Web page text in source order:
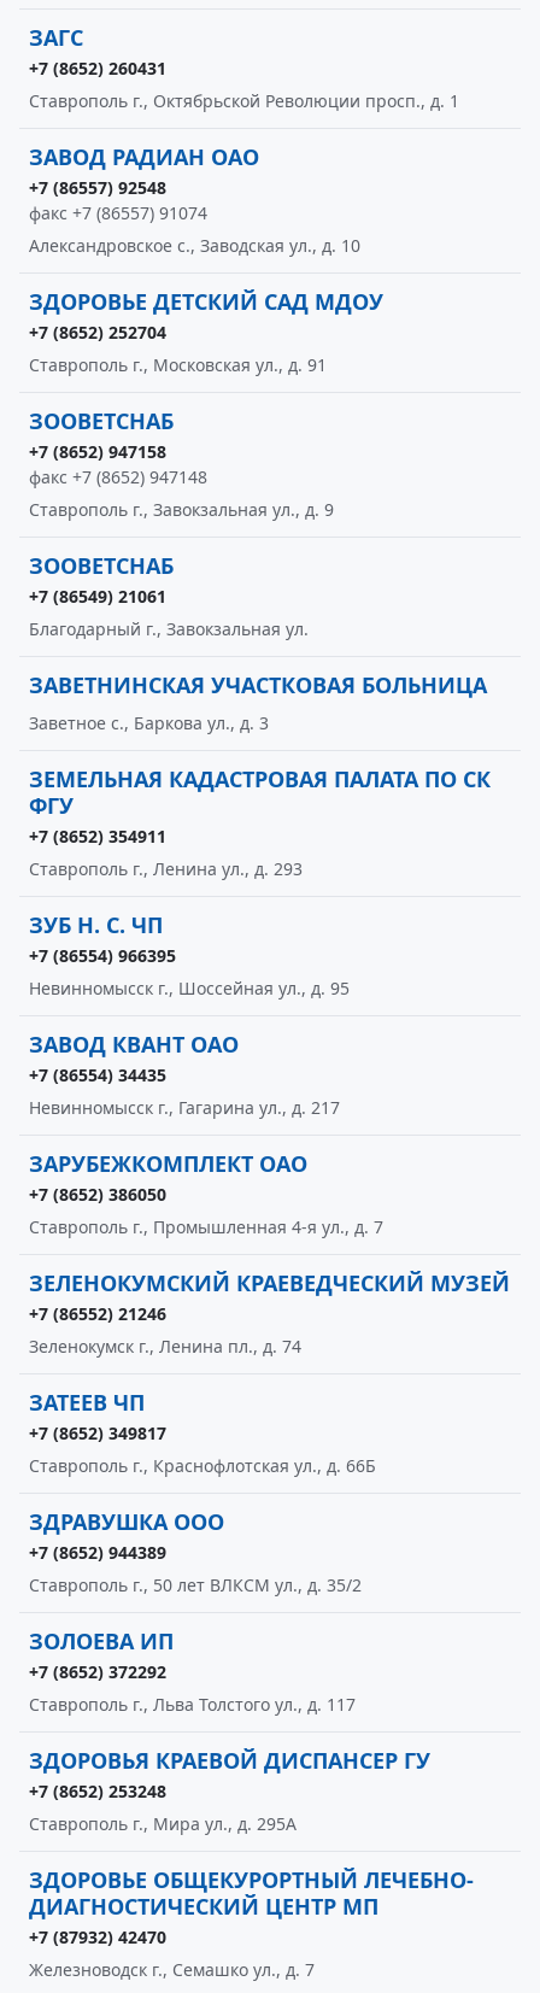
ЗАГС
+7 (8652) 260431
Ставрополь г., Октябрьской Революции просп., д. 1
ЗАВОД РАДИАН ОАО
+7 (86557) 92548
факс +7 (86557) 91074
Александровское с., Заводская ул., д. 10
ЗДОРОВЬЕ ДЕТСКИЙ САД МДОУ
+7 (8652) 252704
Ставрополь г., Московская ул., д. 91
ЗООВЕТСНАБ
+7 (8652) 947158
факс +7 (8652) 947148
Ставрополь г., Завокзальная ул., д. 9
ЗООВЕТСНАБ
+7 (86549) 21061
Благодарный г., Завокзальная ул.
ЗАВЕТНИНСКАЯ УЧАСТКОВАЯ БОЛЬНИЦА
Заветное с., Баркова ул., д. 3
ЗЕМЕЛЬНАЯ КАДАСТРОВАЯ ПАЛАТА ПО СК
ФГУ
+7 (8652) 354911
Ставрополь г., Ленина ул., д. 293
ЗУБ Н. С. ЧП
+7 (86554) 966395
Невинномысск г., Шоссейная ул., д. 95
ЗАВОД КВАНТ ОАО
+7 (86554) 34435
Невинномысск г., Гагарина ул., д. 217
ЗАРУБЕЖКОМПЛЕКТ ОАО
+7 (8652) 386050
Ставрополь г., Промышленная 4-я ул., д. 7
ЗЕЛЕНОКУМСКИЙ КРАЕВЕДЧЕСКИЙ МУЗЕЙ
+7 (86552) 21246
Зеленокумск г., Ленина пл., д. 74
ЗАТЕЕВ ЧП
+7 (8652) 349817
Ставрополь г., Краснофлотская ул., д. 66Б
ЗДРАВУШКА ООО
+7 (8652) 944389
Ставрополь г., 50 лет ВЛКСМ ул., д. 35/2
ЗОЛОЕВА ИП
+7 (8652) 372292
Ставрополь г., Льва Толстого ул., д. 117
ЗДОРОВЬЯ КРАЕВОЙ ДИСПАНСЕР ГУ
+7 (8652) 253248
Ставрополь г., Мира ул., д. 295А
ЗДОРОВЬЕ ОБЩЕКУРОРТНЫЙ ЛЕЧЕБНО-
ДИАГНОСТИЧЕСКИЙ ЦЕНТР МП
+7 (87932) 42470
Железноводск г., Семашко ул., д. 7